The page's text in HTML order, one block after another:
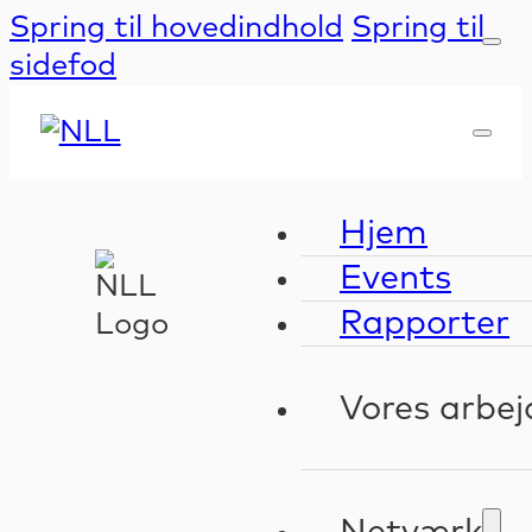
Spring til hovedindhold Spring til
sidefod
Hjem
Events
Rapporter
Vores